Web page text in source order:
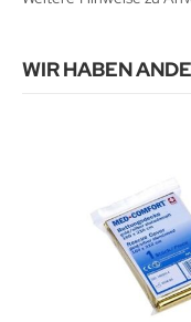
WIR HABEN